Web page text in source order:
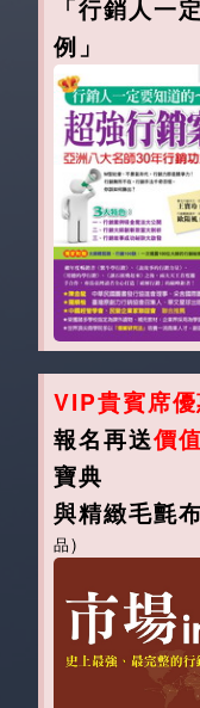
「行銷人一
例」
VIP貴賓席
報名再送價
寶典
與精緻毛氈
品)